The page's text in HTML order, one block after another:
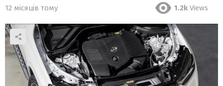
12 місяців тому 1.2k Views